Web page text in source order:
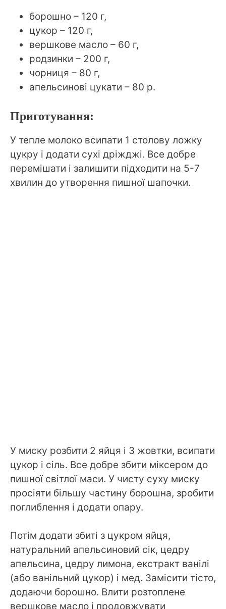
борошно – 120 г,
цукор – 120 г,
вершкове масло – 60 г,
родзинки – 200 г,
чорниця – 80 г,
апельсинові цукати – 80 р.
Приготування:
У тепле молоко всипати 1 столову ложку
цукру і додати сухі дріжджі. Все добре
перемішати і залишити підходити на 5-7
хвилин до утворення пишної шапочки.
У миску розбити 2 яйця і 3 жовтки, всипати
цукор і сіль. Все добре збити міксером до
пишної світлої маси. У чисту суху миску
просіяти більшу частину борошна, зробити
поглиблення і додати опару.
Потім додати збиті з цукром яйця,
натуральний апельсиновий сік, цедру
апельсина, цедру лимона, екстракт ванілі
(або ванільний цукор) і мед. Замісити тісто,
додаючи борошно. Влити розтоплене
вершкове масло і продовжувати